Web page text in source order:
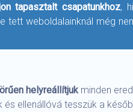
tapasztalt csapatunkhoz,
tett weboldalainknál még
helyreállítjuk minden
ellenállóvá tesszük a